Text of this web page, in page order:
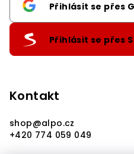
Přihlásit se přes
Přihlásit se přes
Kontakt
shop@alpo.cz
+420 774 059 049